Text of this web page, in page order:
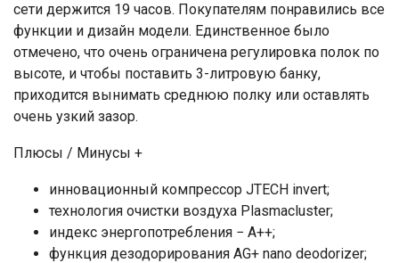
сети держится 19 часов. Покупателям понравились все
функции и дизайн модели. Единственное было
отмечено, что очень ограничена регулировка полок по
высоте, и чтобы поставить 3-литровую банку,
приходится вынимать среднюю полку или оставлять
очень узкий зазор.
Плюсы / Минусы +
инновационный компрессор JTECH invert;
технология очистки воздуха Plasmacluster;
индекс энергопотребления − А++;
функция дезодорирования AG+ nano deodorizer;